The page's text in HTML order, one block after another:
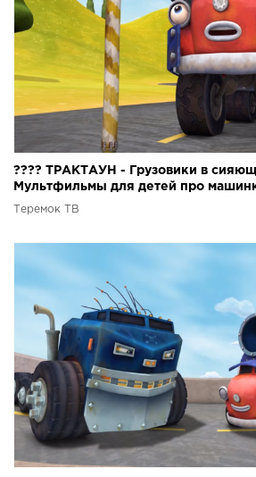
???? ТРАКТАУН - Грузовики в
Мультфильмы для детей про
Теремок ТВ